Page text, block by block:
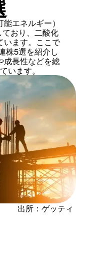
エネルギー）
おり、二酸化
います。ここで
株5選を紹介し
成長性などを総
います。
出所：ゲッティ